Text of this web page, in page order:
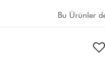
Bu Ürünler